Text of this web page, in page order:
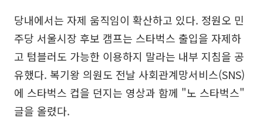
당내에서는 자제 움직임이 확산하고 있다. 정원오 민
주당 서울시장 후보 캠프는 스타벅스 출입을 자제하
고 텀블러도 가능한 이용하지 말라는 내부 지침을 공
유했다. 복기왕 의원도 전날 사회관계망서비스(SNS)
에 스타벅스 컵을 던지는 영상과 함께 "노 스타벅스"
글을 올렸다.